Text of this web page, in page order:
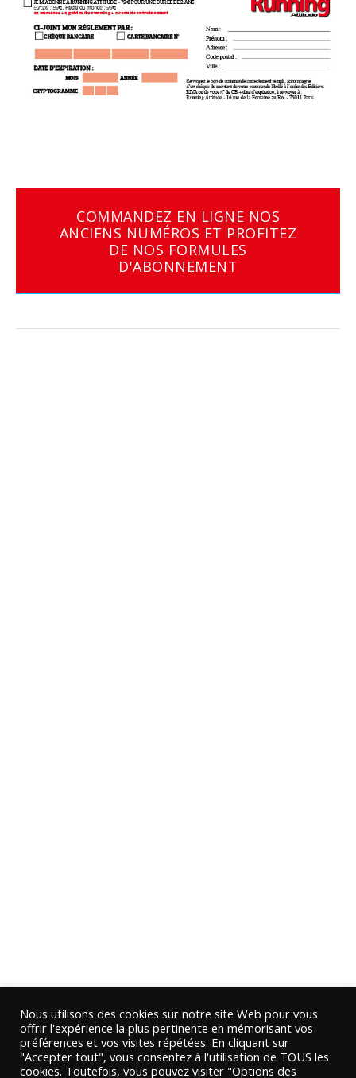
COMMANDEZ EN LIGNE NOS
ANCIENS NUMÉROS ET PROFITEZ
DE NOS FORMULES
D'ABONNEMENT
Nous utilisons des cookies sur notre site Web pour vous
offrir l'expérience la plus pertinente en mémorisant vos
préférences et vos visites répétées. En cliquant sur
"Accepter tout", vous consentez à l'utilisation de TOUS les
cookies. Toutefois, vous pouvez visiter "Options des